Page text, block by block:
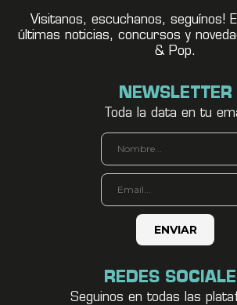
Visitanos, escuchanos, seguínos!
últimas noticias, concursos y
& Pop.
NEWSLETTER
Toda la data en tu
REDES
Seguinos en todas las